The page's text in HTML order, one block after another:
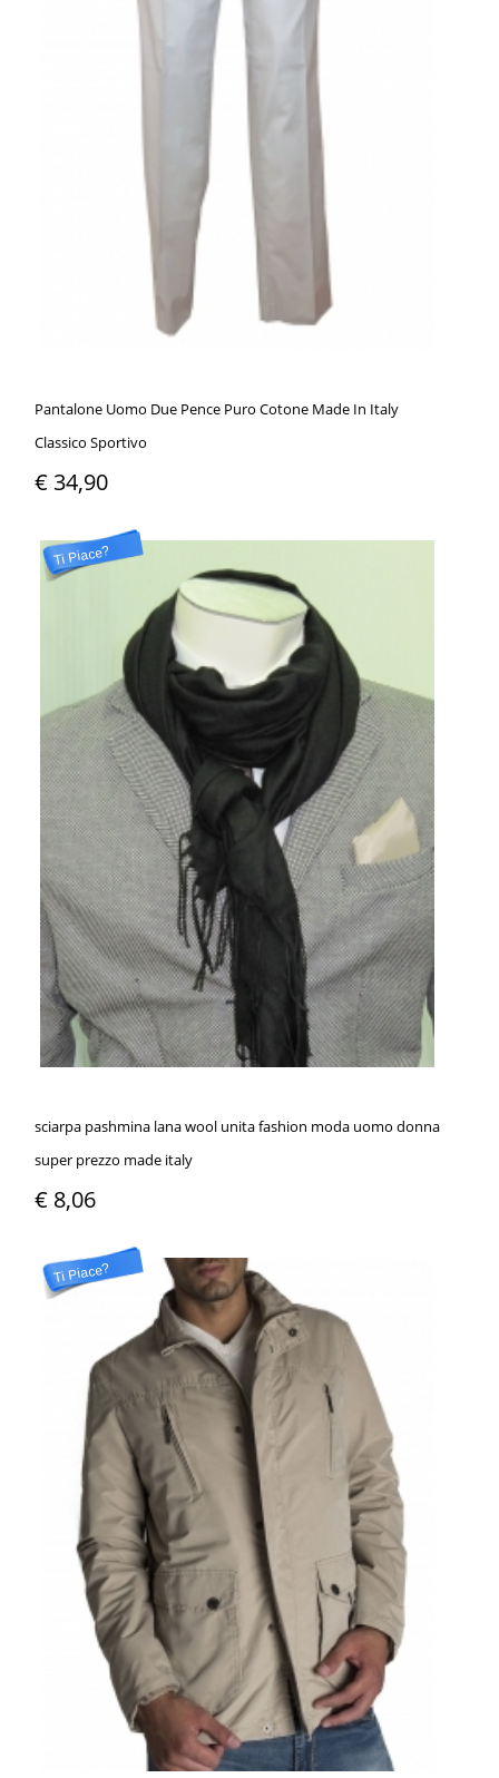
Pantalone Uomo Due Pence Puro Cotone Made In Italy
Classico Sportivo
€ 34,90
Ti Piace?
sciarpa pashmina lana wool unita fashion moda uomo donna
super prezzo made italy
€ 8,06
Ti Piace?